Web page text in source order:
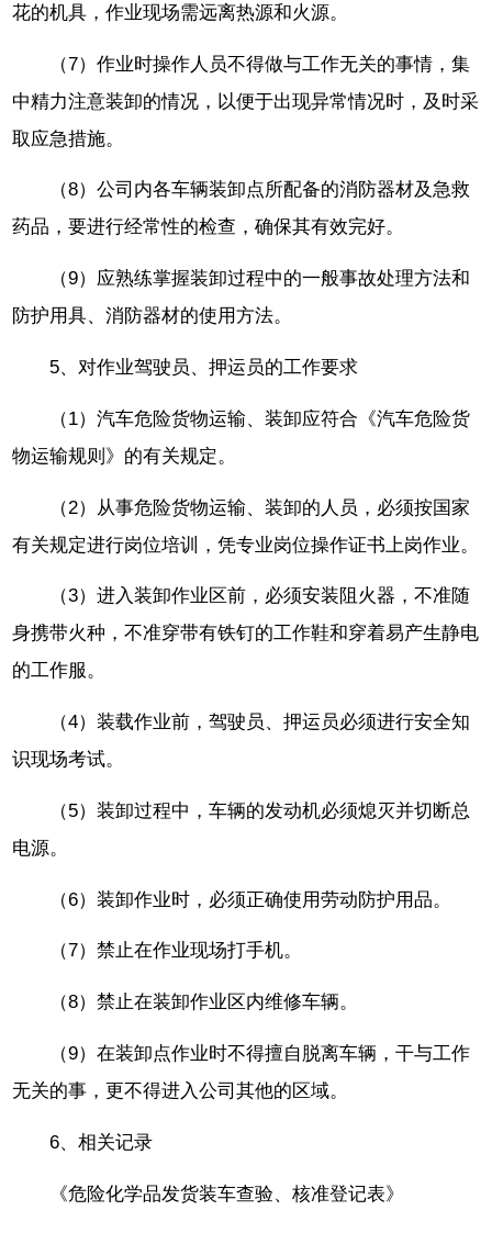
花的机具，作业现场需远离热源和火源。
（7）作业时操作人员不得做与工作无关的事情，集
中精力注意装卸的情况，以便于出现异常情况时，及时采
取应急措施。
（8）公司内各车辆装卸点所配备的消防器材及急救
药品，要进行经常性的检查，确保其有效完好。
（9）应熟练掌握装卸过程中的一般事故处理方法和
防护用具、消防器材的使用方法。
5、对作业驾驶员、押运员的工作要求
（1）汽车危险货物运输、装卸应符合《汽车危险货
物运输规则》的有关规定。
（2）从事危险货物运输、装卸的人员，必须按国家
有关规定进行岗位培训，凭专业岗位操作证书上岗作业。
（3）进入装卸作业区前，必须安装阻火器，不准随
身携带火种，不准穿带有铁钉的工作鞋和穿着易产生静电
的工作服。
（4）装载作业前，驾驶员、押运员必须进行安全知
识现场考试。
（5）装卸过程中，车辆的发动机必须熄灭并切断总
电源。
（6）装卸作业时，必须正确使用劳动防护用品。
（7）禁止在作业现场打手机。
（8）禁止在装卸作业区内维修车辆。
（9）在装卸点作业时不得擅自脱离车辆，干与工作
无关的事，更不得进入公司其他的区域。
6、相关记录
《危险化学品发货装车查验、核准登记表》